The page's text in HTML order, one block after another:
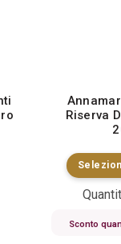
Riserva
Sconto